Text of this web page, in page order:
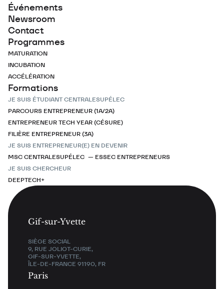
Événements
Newsroom
Contact
Programmes
MATURATION
INCUBATION
ACCÉLÉRATION
Formations
JE SUIS ÉTUDIANT CENTRALESUPÉLEC
PARCOURS ENTREPRENEUR (1A/2A)
ENTREPRENEUR TECH YEAR (CÉSURE)
FILIÈRE ENTREPRENEUR (3A)
JE SUIS ENTREPRENEUR(E) EN DEVENIR
MSC CENTRALESUPÉLEC — ESSEC ENTREPRENEURS
JE SUIS CHERCHEUR
DEEPTECH+
Gif-sur-Yvette
SIÈGE SOCIAL
9, RUE JOLIOT-CURIE,
GIF-SUR-YVETTE,
ÎLE-DE-FRANCE 91190, FR
Paris